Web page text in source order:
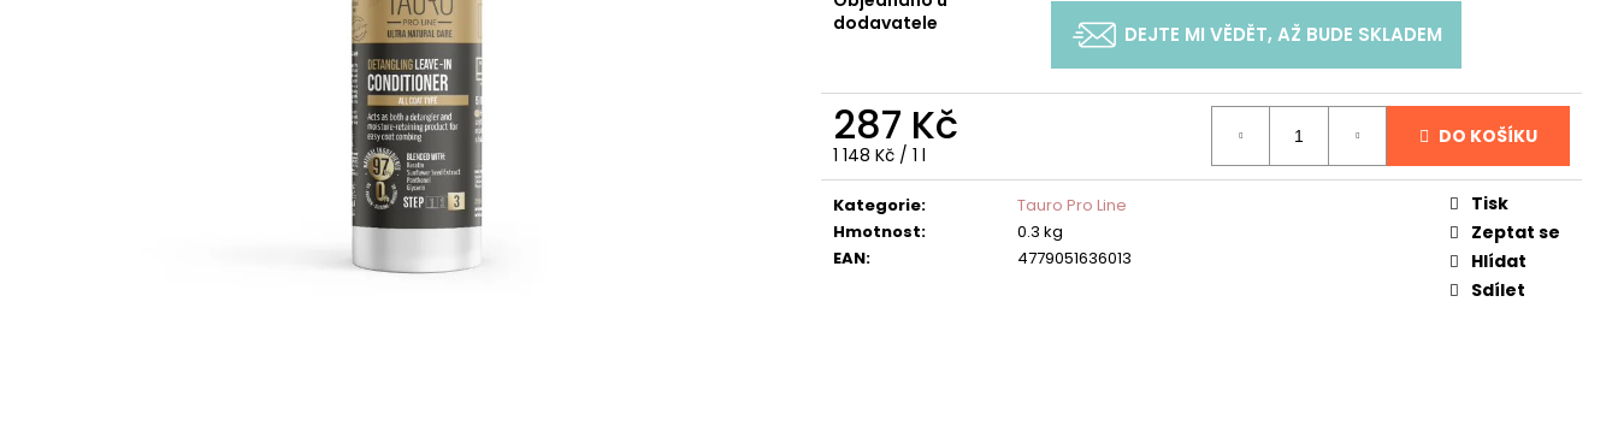
dodavatele
DEJTE MI VĚDĚT, AŽ BUDE SKLADEM
287 Kč
Měrná
cena:
1 148 Kč / 1 l
DO KOŠÍKU
Kategorie:
Tauro Pro Line
Hmotnost:
0.3 kg
EAN: 4779051636013
Tisk
Zeptat se
Hlídat
Sdílet
ACTIVE ROZČESÁVAČ DISTRICANTE NATURAL SILK PROTEIN CONDITIONER
PLUSH PUPPY ULEHČUJE ROZČESÁVÁNÍ
NATURAL CONDITIONING SHAMPOO
PLUSH PUPPY PRO ZDRAVĚJŠÍ SRST